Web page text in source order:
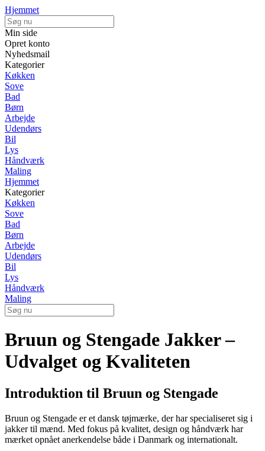
Hjemmet
Min side
Opret konto
Nyhedsmail
Kategorier
Køkken
Sove
Bad
Børn
Arbejde
Udendørs
Bil
Lys
Håndværk
Maling
Hjemmet
Kategorier
Køkken
Sove
Bad
Børn
Arbejde
Udendørs
Bil
Lys
Håndværk
Maling
Bruun og Stengade Jakker –
Udvalget og Kvaliteten
Introduktion til Bruun og Stengade
Bruun og Stengade er et dansk tøjmærke, der har specialiseret sig i
jakker til mænd. Med fokus på kvalitet, design og håndværk har
mærket opnået anerkendelse både i Danmark og internationalt.